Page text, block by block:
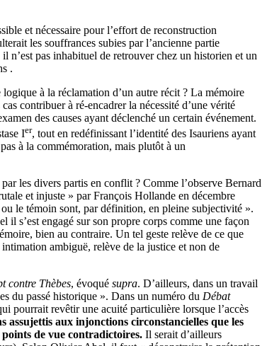
et nécessaire pour l’effort de reconstruction
les souffrances subies par l’ancienne partie
n’est pas inhabituel de retrouver chez un historien et un
.
à la réclamation d’un autre récit ? La mémoire
contribuer à ré-encadrer la nécessité d’une vérité
des causes ayant déclenché un certain événement.
Ier, tout en redéfinissant l’identité des Isauriens ayant
à la commémoration, mais plutôt à un
les divers partis en conflit ? Comme l’observe Bernard
et injuste » par François Hollande en décembre
le témoin sont, par définition, en pleine subjectivité ».
s’est engagé sur son propre corps comme une façon
bien au contraire. Un tel geste relève de ce que
ambiguë, relève de la justice et non de
contre Thèbes, évoqué supra. D’ailleurs, dans un travail
du passé historique ». Dans un numéro du Débat
pourrait revêtir une acuité particulière lorsque l’accès
aux injonctions circonstancielles que les
de vue contradictoires. Il serait d’ailleurs